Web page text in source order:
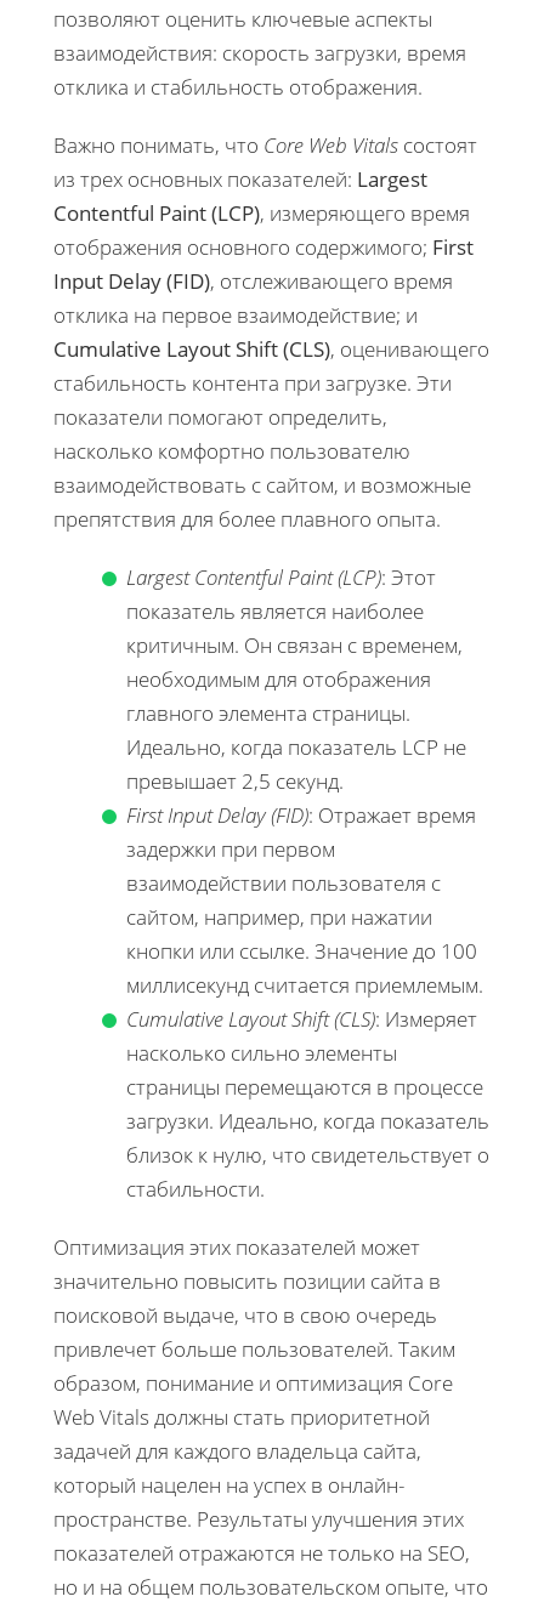
позволяют оценить ключевые аспекты
взаимодействия: скорость загрузки, время
отклика и стабильность отображения.
Важно понимать, что Core Web Vitals состоят
из трех основных показателей: Largest
Contentful Paint (LCP), измеряющего время
отображения основного содержимого; First
Input Delay (FID), отслеживающего время
отклика на первое взаимодействие; и
Cumulative Layout Shift (CLS), оценивающего
стабильность контента при загрузке. Эти
показатели помогают определить,
насколько комфортно пользователю
взаимодействовать с сайтом, и возможные
препятствия для более плавного опыта.
Largest Contentful Paint (LCP): Этот
показатель является наиболее
критичным. Он связан с временем,
необходимым для отображения
главного элемента страницы.
Идеально, когда показатель LCP не
превышает 2,5 секунд.
First Input Delay (FID): Отражает время
задержки при первом
взаимодействии пользователя с
сайтом, например, при нажатии
кнопки или ссылке. Значение до 100
миллисекунд считается приемлемым.
Cumulative Layout Shift (CLS): Измеряет
насколько сильно элементы
страницы перемещаются в процессе
загрузки. Идеально, когда показатель
близок к нулю, что свидетельствует о
стабильности.
Оптимизация этих показателей может
значительно повысить позиции сайта в
поисковой выдаче, что в свою очередь
привлечет больше пользователей. Таким
образом, понимание и оптимизация Core
Web Vitals должны стать приоритетной
задачей для каждого владельца сайта,
который нацелен на успех в онлайн-
пространстве. Результаты улучшения этих
показателей отражаются не только на SEO,
но и на общем пользовательском опыте, что